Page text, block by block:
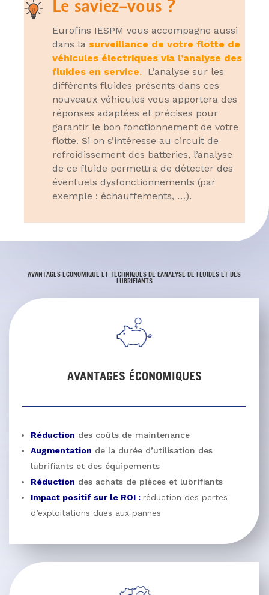
Le saviez-vous ?
Eurofins IESPM vous accompagne aussi
dans la surveillance de votre flotte de
véhicules électriques via l’analyse des
fluides en service. L’analyse sur les
différents fluides présents dans ces
nouveaux véhicules vous apportera des
réponses adaptées et précises pour
garantir le bon fonctionnement de votre
flotte. Si on s’intéresse au circuit de
refroidissement des batteries, l’analyse
de ce fluide permettra de détecter des
éventuels dysfonctionnements (par
exemple : échauffements, …).
AVANTAGES ECONOMIQUE ET TECHNIQUES DE L’ANALYSE DE FLUIDES ET DES
LUBRIFIANTS
AVANTAGES ÉCONOMIQUES
Réduction des coûts de maintenance
Augmentation de la durée d’utilisation des
lubrifiants et des équipements
Réduction des achats de pièces et lubrifiants
Impact positif sur le ROI : réduction des pertes
d’exploitations dues aux pannes